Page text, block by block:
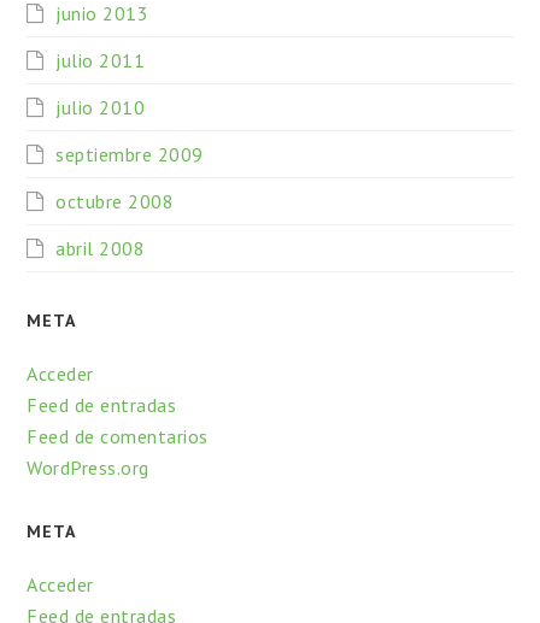
junio 2013
julio 2011
julio 2010
septiembre 2009
octubre 2008
abril 2008
META
Acceder
Feed de entradas
Feed de comentarios
WordPress.org
META
Acceder
Feed de entradas